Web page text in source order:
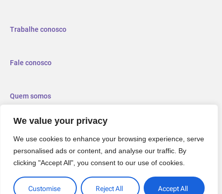
We value your privacy
We use cookies to enhance your browsing experience, serve
personalised ads or content, and analyse our traffic. By
clicking "Accept All", you consent to our use of cookies.
Customise Reject All Accept All
Trabalhe conosco
Fale conosco
Quem somos
Políticas de Privacidade © 2006-2025 Keeps